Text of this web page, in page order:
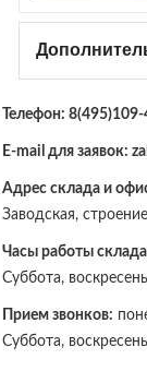
Телефон:
E-mail для заявок:
Адрес склада и
Заводская,
Часы работы
Суббота,
Прием звонков:
Суббота,